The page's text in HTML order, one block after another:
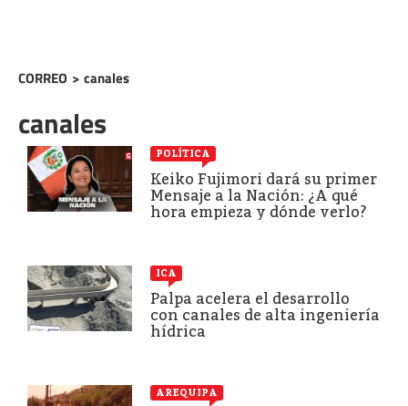
CORREO > canales
canales
POLÍTICA
Keiko Fujimori dará su primer
Mensaje a la Nación: ¿A qué
hora empieza y dónde verlo?
ICA
Palpa acelera el desarrollo
con canales de alta ingeniería
hídrica
AREQUIPA